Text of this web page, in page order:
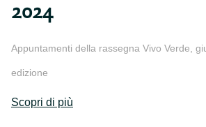
2024
Appuntamenti della rassegna Vivo Verde,
edizione
Scopri di più